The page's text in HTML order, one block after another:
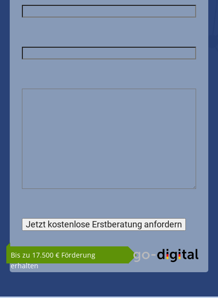
Bis zu 17.500 € Förderung
erhalten